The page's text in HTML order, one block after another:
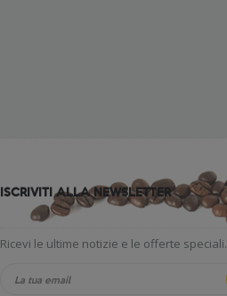
ISCRIVITI ALLA NEWSLETTER
Ricevi le ultime notizie e le offerte speciali.